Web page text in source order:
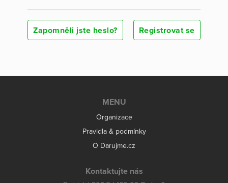
Zapomněli jste heslo? Registrovat se
MENU
Organizace
Pravidla & podmínky
O Darujme.cz
Kontaktujte nás